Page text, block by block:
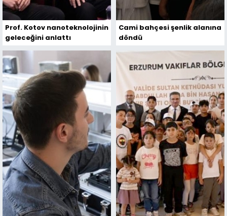
Prof. Kotov nanoteknolojinin
geleceğini anlattı
Cami bahçesi şenlik alanına
döndü